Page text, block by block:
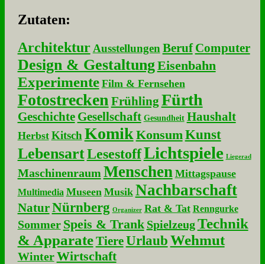
Zu­ta­ten:
Architektur Ausstellungen Beruf Computer
Design & GestaltungEisenbahn
Experimente Film & Fernsehen
Fotostrecken Frühling Fürth
Geschichte Gesellschaft Gesundheit Haushalt
Herbst Kitsch Komik Konsum Kunst
LebensartLesestoffLichtspiele Liegerad
Maschinenraum Menschen Mittagspause
Multimedia Museen Musik Nachbarschaft
NaturNürnberg Organizer Rat & Tat Renngurke
Sommer Speis & Trank Spielzeug Technik
& Apparate Tiere UrlaubWehmut
Winter Wirtschaft